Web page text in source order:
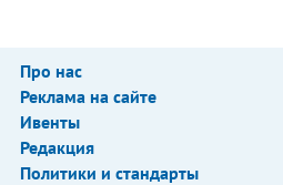
Про нас
Реклама на сайте
Ивенты
Редакция
Политики и стандарты